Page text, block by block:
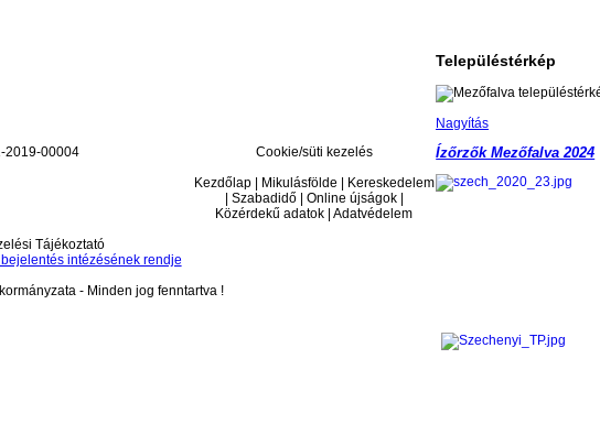
Településtérkép
Nagyítás
2019-00004
Ízőrzők Mezőfalva 2024
Cookie/süti kezelés
Kezdőlap | Mikulásfölde | Kereskedelem
| Szabadidő | Online újságok |
Közérdekű adatok | Adatvédelem
Tájékoztató
intézésének rendje
- Minden jog fenntartva !